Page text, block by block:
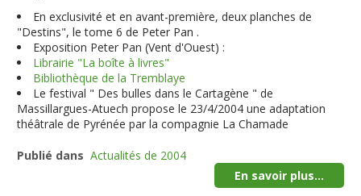
En exclusivité et en avant-première,deux planches de
"Destins", le tome 6 de Peter Pan .
Exposition Peter Pan (Vent d'Ouest) :
Librairie "La boîte à livres"
Bibliothèque de la Tremblaye
Le festival " Des bulles dans le Cartagène " de
Massillargues-Atuech propose le 23/4/2004 une adaptation
théâtrale de Pyrénée par la compagnie La Chamade
Publié dans Actualités de 2004
En savoir plus...